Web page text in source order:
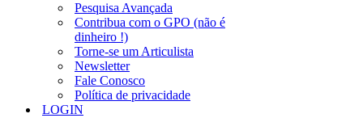
Pesquisa Avançada
Contribua com o GPO (não é
dinheiro !)
Torne-se um Articulista
Newsletter
Fale Conosco
Política de privacidade
LOGIN